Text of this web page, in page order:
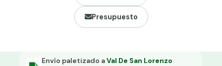
Grapadora
Presupuesto
Envío paletizado aVal De San Lorenzo